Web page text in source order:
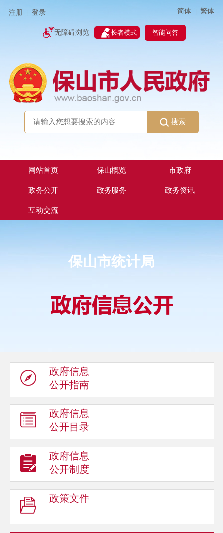
注册 登录 简体 | 繁体
无障碍浏览 长者模式 智能问答
搜索
网站首页 保山概览 市政府
政务公开 政务服务 政务资讯
互动交流
保山市统计局
政府信息
公开指南
政府信息
公开目录
政府信息
公开制度
政策文件